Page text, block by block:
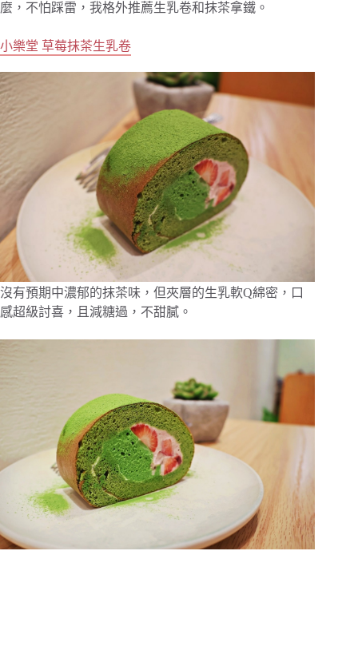
麼，不怕踩雷，我格外推薦生乳卷和抹茶拿鐵。
小樂堂 草莓抹茶生乳卷
沒有預期中濃郁的抹茶味，但夾層的生乳軟Q綿密，口
感超級討喜，且減糖過，不甜膩。